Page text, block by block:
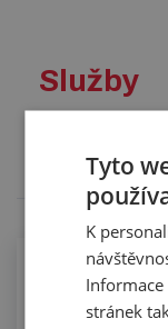
Služby
objednávky.
Tyto
K
stránek